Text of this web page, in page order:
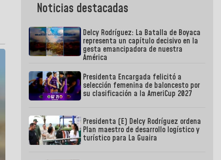
Noticias destacadas
Delcy Rodríguez: La Batalla de Boyaca
representa un capítulo decisivo en la
gesta emancipadora de nuestra
América
Presidenta Encargada felicitó a
selección femenina de baloncesto por
su clasificación a la AmeriCup 2027
Presidenta (E) Delcy Rodríguez ordena
Plan maestro de desarrollo logístico y
turístico para La Guaira